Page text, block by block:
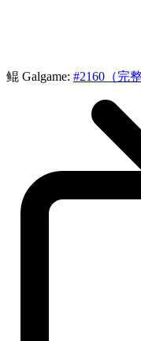
鲲 Galgame: #2160（完